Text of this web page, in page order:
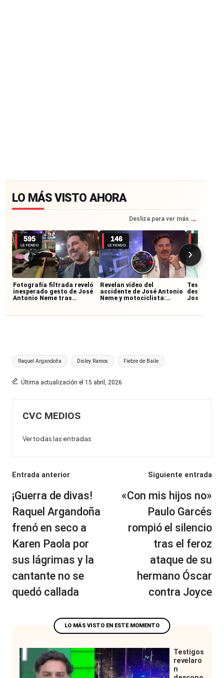
LO MÁS VISTO AHORA
Desliza para ver más →
595
LEYENDO
Fotografía filtrada reveló
inesperado gesto de José
Antonio Neme tras
146
LEYENDO
Revelan video del
accidente de José Antonio
Neme y motociclista:
LEYENDO
Testigos
José
›
Etiquetas:
Raquel Argandoña Disley Ramos Fiebre de Baile
Última actualización el 15 abril, 2026
CVC MEDIOS
Ver todas las entradas
Navegación
de
entradas
Entrada anterior
¡Guerra de divas!
Raquel Argandoña
frenó en seco a
Karen Paola por
sus lágrimas y la
cantante no se
quedó callada
Siguiente entrada
«Con mis hijos no»
Paulo Garcés
rompió el silencio
tras el feroz
ataque de su
hermano Óscar
contra Joyce
Testigos
revelaro
n